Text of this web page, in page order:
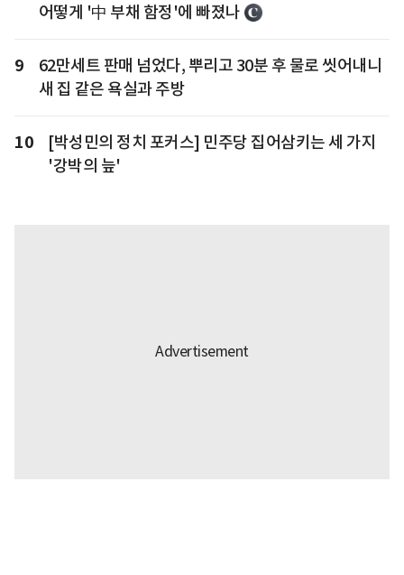
어떻게 '中 부채 함정'에 빠졌나
9
62만세트 판매 넘었다, 뿌리고 30분 후 물로 씻어내니
새 집 같은 욕실과 주방
10
[박성민의 정치 포커스] 민주당 집어삼키는 세 가지
'강박의 늪'